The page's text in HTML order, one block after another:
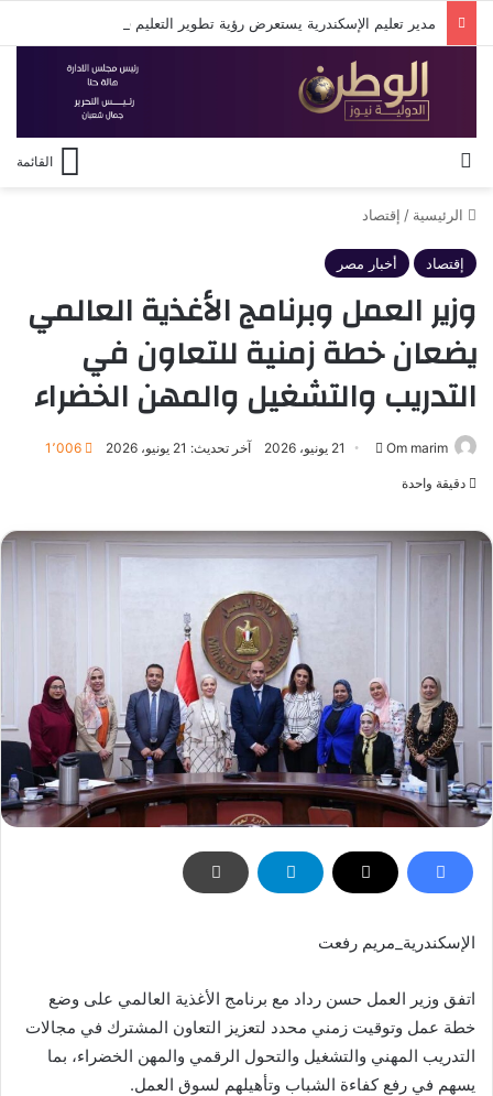
القائمة
الرئيسية / إقتصاد
إقتصاد أخبار مصر
وزير العمل وبرنامج الأغذية العالمي
يضعان خطة زمنية للتعاون في
التدريب والتشغيل والمهن الخضراء
Om marim
أرسل
21 يونيو، 2026 آخر تحديث: 21 يونيو، 2026 1٬006
دقيقة واحدة
الإسكندرية_مريم رفعت
اتفق وزير العمل حسن رداد مع برنامج الأغذية العالمي على وضع
خطة عمل وتوقيت زمني محدد لتعزيز التعاون المشترك في مجالات
التدريب المهني والتشغيل والتحول الرقمي والمهن الخضراء، بما
يسهم في رفع كفاءة الشباب وتأهيلهم لسوق العمل.